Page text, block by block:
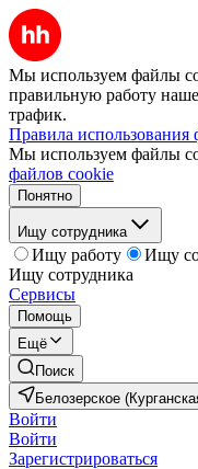
Мы используем файлы
правильную работу
трафик.
Правила использования
Мы используем файлы
файлов cookie
Понятно
Ищу сотрудника
Ищу работу
Ищу
Ищу сотрудника
Сервисы
Помощь
Ещё
Поиск
Белозерское
Войти
Войти
Зарегистрироваться